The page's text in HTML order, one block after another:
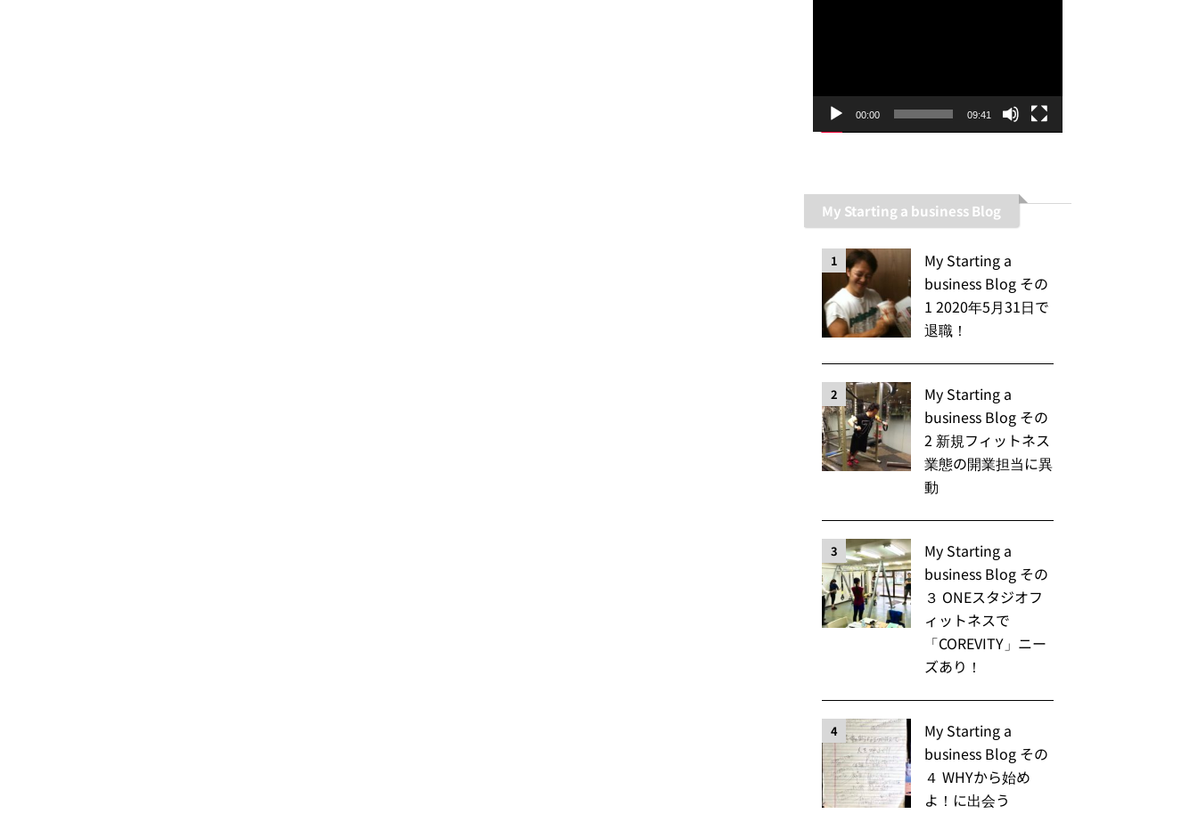
ー
00:00 09:41
My Starting a business Blog
1
My Starting a
business Blog その
1 2020年5月31日で
退職！
2
My Starting a
business Blog その
2 新規フィットネス
業態の開業担当に異
動
3
My Starting a
business Blog その
３ ONEスタジオフ
ィットネスで
「COREVITY」ニー
ズあり！
4
My Starting a
business Blog その
４ WHYから始め
よ！に出会う